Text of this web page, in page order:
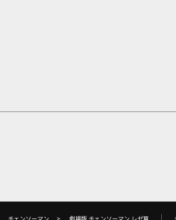
チェンソーマン > 劇場版 チェンソーマン レゼ篇